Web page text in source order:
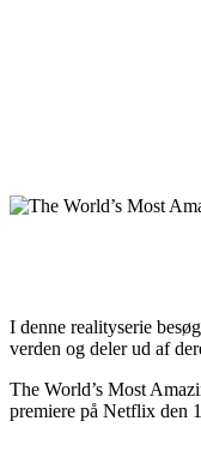
I denne realityserie
verden og deler ud af
The World’s Most
premiere på Netflix den